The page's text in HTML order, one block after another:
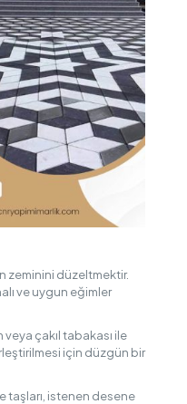
zeminini düzeltmektir.
ve uygun eğimler
veya çakıl tabakası ile
için düzgün bir
taşları, istenen desene